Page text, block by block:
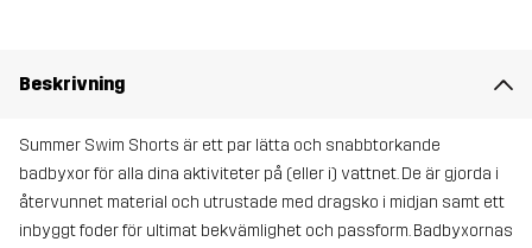
Beskrivning
Summer Swim Shorts är ett par lätta och snabbtorkande
badbyxor för alla dina aktiviteter på (eller i) vattnet. De är gjorda i
återvunnet material och utrustade med dragsko i midjan samt ett
inbyggt foder för ultimat bekvämlighet och passform. Badbyxornas